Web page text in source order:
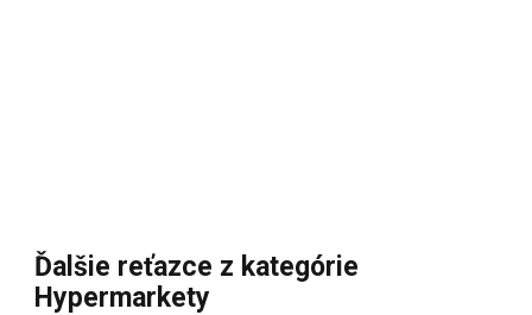
Ďalšie reťazce z kategórie
Hypermarkety